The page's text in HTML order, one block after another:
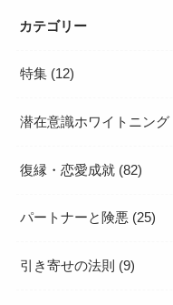
カテゴリー
特集 (12)
潜在意識ホワイトニング
復縁・恋愛成就 (82)
パートナーと険悪 (25)
引き寄せの法則 (9)